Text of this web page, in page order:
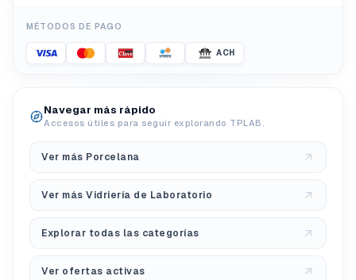
MÉTODOS DE PAGO
ACH
Navegar más rápido
Accesos útiles para seguir explorando TPLAB.
Ver más Porcelana
Ver más Vidriería de Laboratorio
Explorar todas las categorías
Ver ofertas activas